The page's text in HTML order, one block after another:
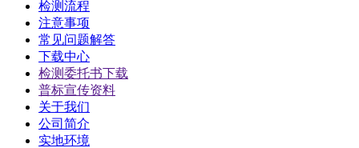
检测流程
注意事项
常见问题解答
下载中心
检测委托书下载
普标宣传资料
关于我们
公司简介
实地环境